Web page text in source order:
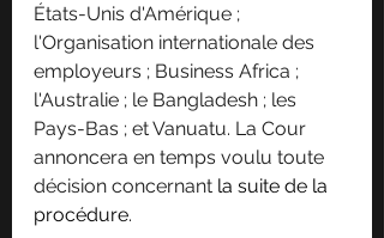
États-Unis d'Amérique ;
l'Organisation internationale des
employeurs ; Business Africa ;
l'Australie ; le Bangladesh ; les
Pays-Bas ; et Vanuatu. La Cour
annoncera en temps voulu toute
décision concernant la suite de la
procédure.